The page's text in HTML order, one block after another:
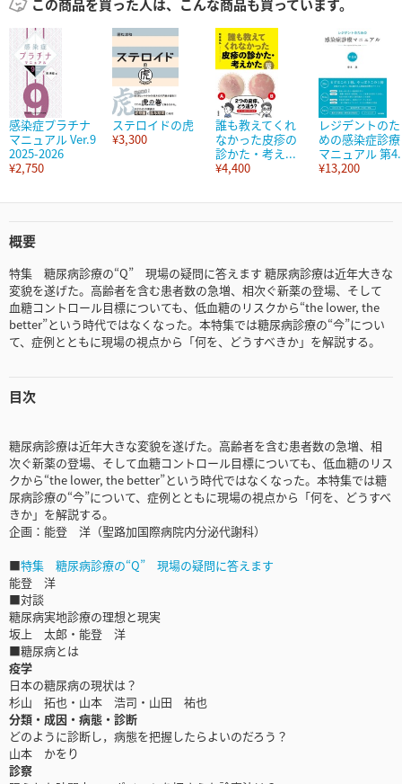
この商品を買った人は、こんな商品も買っています。
感染症プラチナ
マニュアル Ver.9
2025-2026
¥2,750
ステロイドの虎
¥3,300
誰も教えてくれ
なかった皮疹の
診かた・考え...
¥4,400
レジデントのた
めの感染症診療
マニュアル 第
¥13,200
概要
特集 糖尿病診療の“Q” 現場の疑問に答えます 糖尿病診療は近年大きな
変貌を遂げた。高齢者を含む患者数の急増、相次ぐ新薬の登場、そして
血糖コントロール目標についても、低血糖のリスクから“the lower, the
better”という時代ではなくなった。本特集では糖尿病診療の“今”につい
て、症例とともに現場の視点から「何を、どうすべきか」を解説する。
目次
糖尿病診療は近年大きな変貌を遂げた。高齢者を含む患者数の急増、相
次ぐ新薬の登場、そして血糖コントロール目標についても、低血糖のリス
クから“the lower, the better”という時代ではなくなった。本特集では糖
尿病診療の“今”について、症例とともに現場の視点から「何を、どうすべ
きか」を解説する。
企画：能登 洋（聖路加国際病院内分泌代謝科）
■特集 糖尿病診療の“Q” 現場の疑問に答えます
能登 洋
■対談
糖尿病実地診療の理想と現実
坂上 太郎・能登 洋
■糖尿病とは
疫学
日本の糖尿病の現状は？
杉山 拓也・山本 浩司・山田 祐也
分類・成因・病態・診断
どのように診断し，病態を把握したらよいのだろう？
山本 かをり
診察